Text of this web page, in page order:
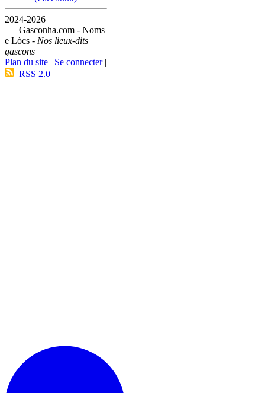
2024-2026
— Gasconha.com - Noms
e Lòcs - Nos lieux-dits
gascons
Plan du site | Se connecter|
RSS 2.0